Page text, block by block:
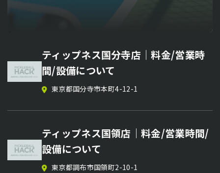
ティップネス国分寺店｜料金/営業時
間/設備について
東京都国分寺市本町4-12-1
ティップネス国領店｜料金/営業時間/
設備について
東京都調布市国領町2-10-1
ピックルボールコーチ【星 森人】の
個別レッスン
栃木県／関東・東北出張対応
ピックルボールコーチ【西村尚也】の
個別レッスン
東京都
MiLP Tokushima Series （DUPR
14 OPEN ）｜日程・会場・参加方法
まとめ【ピックルボール大会情報】
MiLP Tokushima Series （DUPR
12 OPEN ）｜日程・会場・参加方法
吉原哲平コーチ特別イベント／ 戦術
レッスン＆DUPR判定セッション｜日
時・エリア・料金【ピックルボールイ
ピックルボールサークル【福山ピック
ルボールアカデミー】メンバー募集
広島県 エフピコアリーナふくやま、他
ピックルボールサークル【Five Force
Pickle Okinawa】のメンバー募集
沖縄県那覇市 開南小学校体育館、東風平体育館な